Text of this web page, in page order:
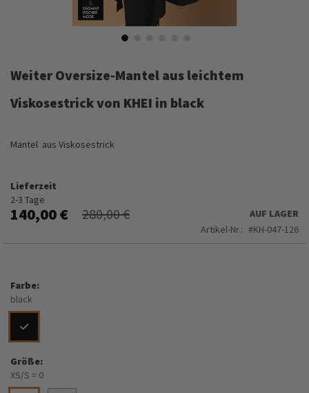
Anfang
der
Bildergalerie
springen
Weiter Oversize-Mantel aus leichtem
Viskosestrick von KHEI in black
Mantel aus Viskosestrick
Lieferzeit
2-3 Tage
140,00 € 280,00 €
AUF LAGER
Artikel-Nr.
KH-047-126
Farbe
black
Größe
XS/S = 0